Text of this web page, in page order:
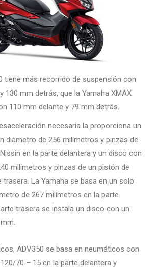
tiene más recorrido de suspensión con
130 mm detrás, que la Yamaha XMAX
110 mm delante y 79 mm detrás.
necesaria la proporciona un
diámetro de 256 milímetros y pinzas de
en la parte delantera y un disco con
milímetros y pinzas de un pistón de
trasera. La Yamaha se basa en un solo
de 267 milímetros en la parte
trasera se instala un disco con un
ADV350 se basa en neumáticos con
70 – 15 en la parte delantera y